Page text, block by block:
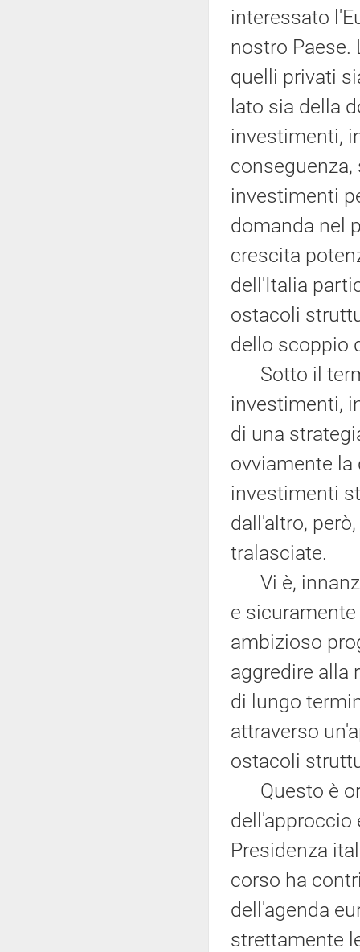
interessato
nostro
quelli privati
lato sia della
investimenti,
investimenti
domanda nel
crescita
dell'Italia
ostacoli
dello scoppio
Sotto il
investimenti,
di una
ovviamente la
investimenti
dall'altro,
tralasciate.
Vi è,
e
ambizioso
aggredire alla
di lungo
attraverso
ostacoli
Questo è
dell'approccio
Presidenza
corso ha
dell'agenda
strettamente